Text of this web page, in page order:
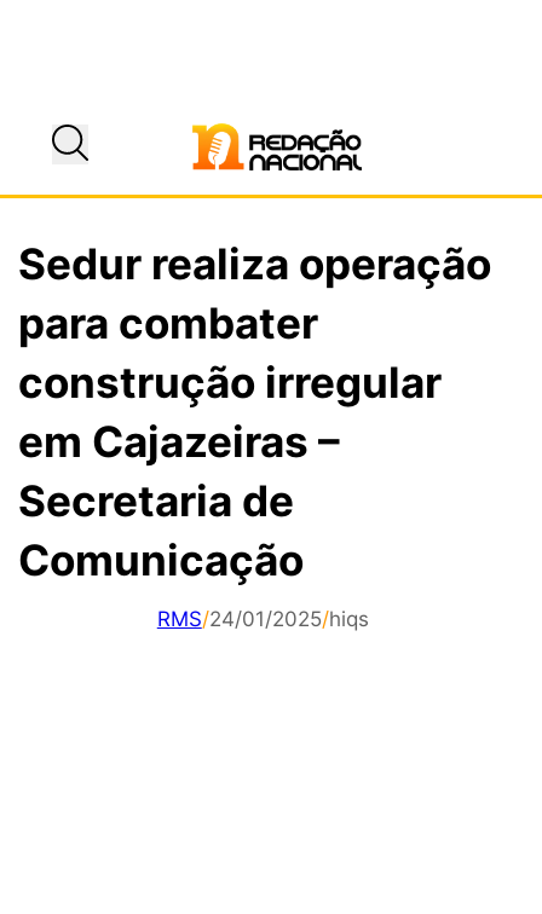
Sedur realiza operação
para combater
construção irregular
em Cajazeiras –
Secretaria de
Comunicação
RMS/24/01/2025/hiqs